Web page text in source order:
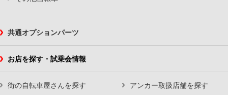
共通オプションパーツ
お店を探す・試乗会情報
街の自転車屋さんを探す
アンカー取扱店舗を探す